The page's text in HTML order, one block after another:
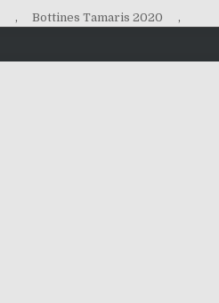
, Bottines Tamaris 2020 ,